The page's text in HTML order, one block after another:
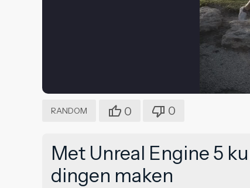
RANDOM 0 0
Met Unreal Engine 5
dingen maken